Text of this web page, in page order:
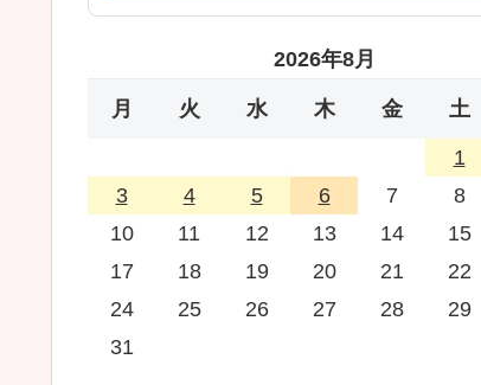
2026年8月
月 火 水 木 金 土
1
3
4 5 6 7 8
10
11 12 13 14 15
17
18 19 20 21 22
24
25 26 27 28 29
31